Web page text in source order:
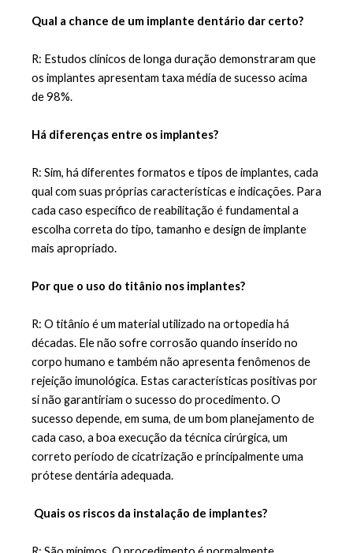
Qual a chance de um implante dentário dar certo?
R: Estudos clínicos de longa duração demonstraram que
os implantes apresentam taxa média de sucesso acima
de 98%.
Há diferenças entre os implantes?
R: Sim, há diferentes formatos e tipos de implantes, cada
qual com suas próprias características e indicações. Para
cada caso específico de reabilitação é fundamental a
escolha correta do tipo, tamanho e design de implante
mais apropriado.
Por que o uso do titânio nos implantes?
R: O titânio é um material utilizado na ortopedia há
décadas. Ele não sofre corrosão quando inserido no
corpo humano e também não apresenta fenômenos de
rejeição imunológica. Estas características positivas por
si não garantiriam o sucesso do procedimento. O
sucesso depende, em suma, de um bom planejamento de
cada caso, a boa execução da técnica cirúrgica, um
correto período de cicatrização e principalmente uma
prótese dentária adequada.
Quais os riscos da instalação de implantes?